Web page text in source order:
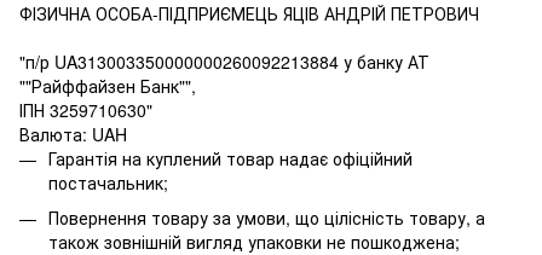
ФІЗИЧНА ОСОБА-ПІДПРИЄМЕЦЬ ЯЦІВ АНДРІЙ ПЕТРОВИЧ
"п/р UA313003350000000260092213884 у банку АТ
""Райффайзен Банк"",
ІПН 3259710630"
Валюта: UAH
Гарантія на куплений товар надає офіційний
постачальник;
Повернення товару за умови, що цілісність товару, а
також зовнішній вигляд упаковки не пошкоджена;